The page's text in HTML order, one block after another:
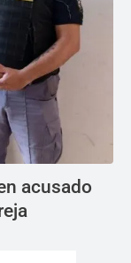
acusado